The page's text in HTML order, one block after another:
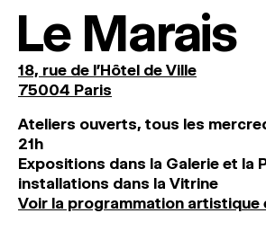
Le Marais
18, rue de l'Hôtel de Ville
75004 Paris
Ateliers ouverts, tous les
21h
Expositions dans la Galerie et la
installations dans la Vitrine
Voir la programmation artistique